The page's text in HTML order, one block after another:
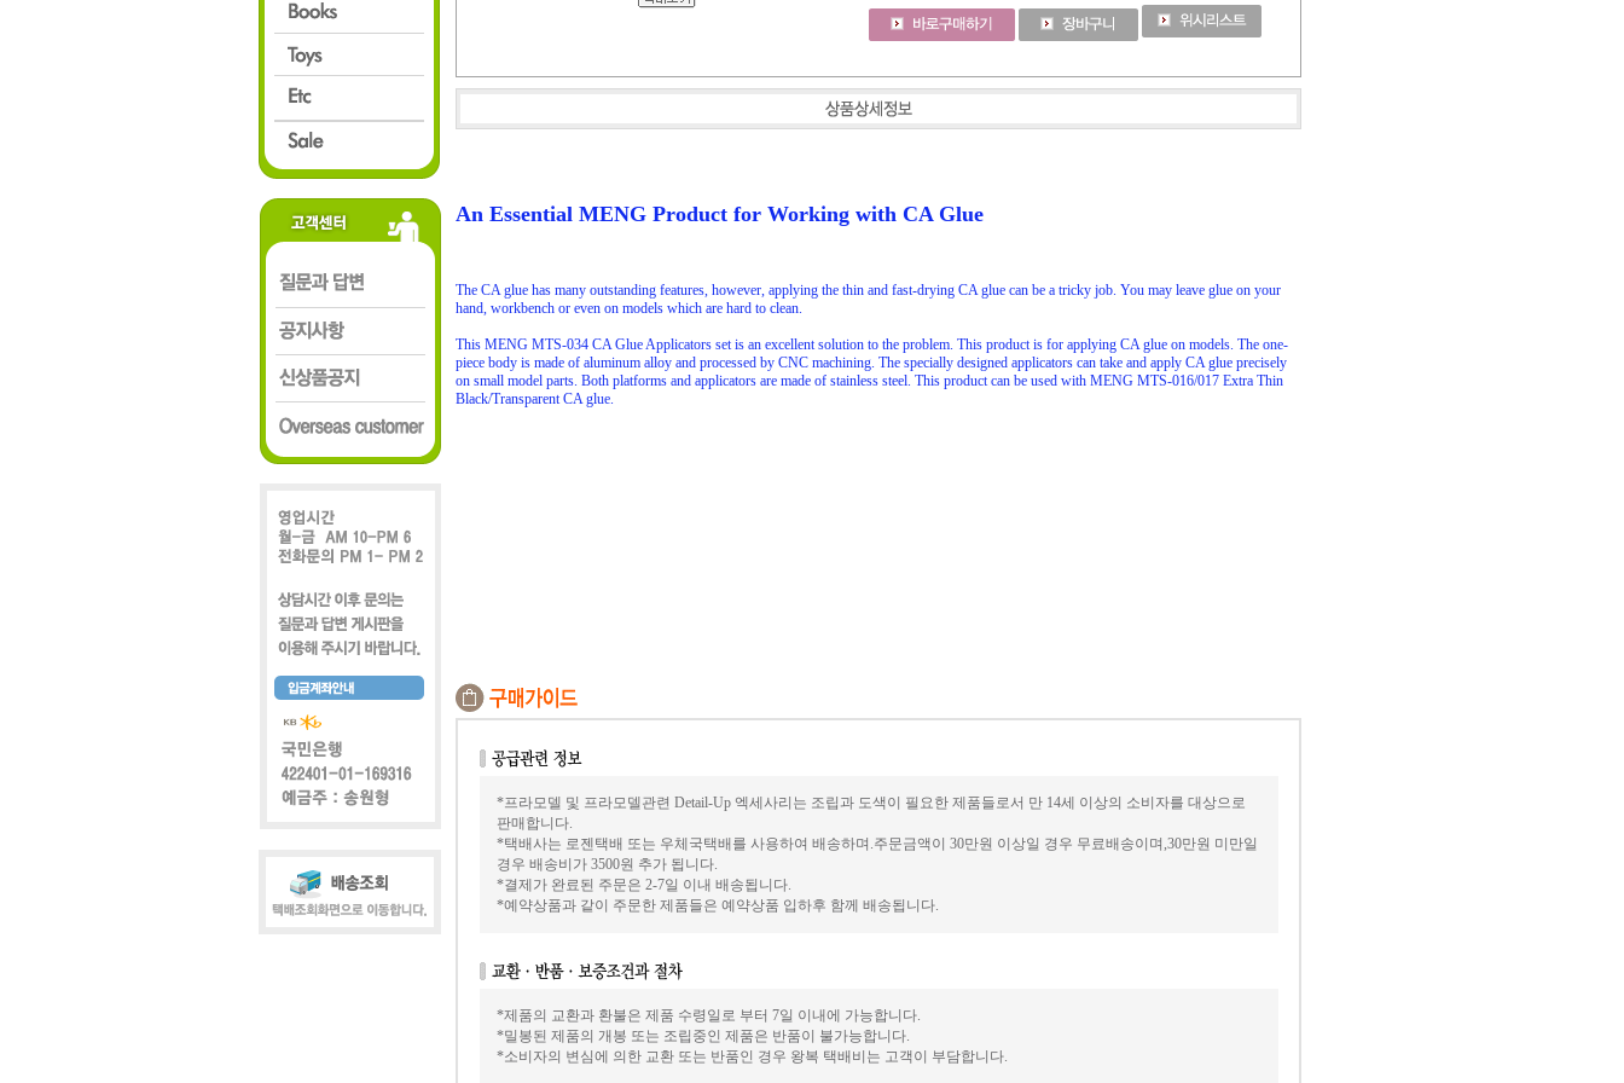
An Essential MENG Product for Working with CA Glue
The CA glue has many outstanding features, however, applying the thin and fast-drying CA glue can be a tricky job. You may leave glue on your
hand, workbench or even on models which are hard to clean.
This MENG MTS-034 CA Glue Applicators set is an excellent solution to the problem. This product is for applying CA glue on models. The one-
piece body is made of aluminum alloy and processed by CNC machining. The specially designed applicators can take and apply CA glue precisely
on small model parts. Both platforms and applicators are made of stainless steel. This product can be used with MENG MTS-016/017 Extra Thin
Black/Transparent CA glue.
*프라모델 및 프라모델관련 Detail-Up 엑세사리는 조립과 도색이 필요한 제품들로서 만 14세 이상의 소비자를 대상으로
판매합니다.
*택배사는 로젠택배 또는 우체국택배를 사용하여 배송하며.주문금액이 30만원 이상일 경우 무료배송이며,30만원 미만일
경우 배송비가 3500원 추가 됩니다.
*결제가 완료된 주문은 2-7일 이내 배송됩니다.
*예약상품과 같이 주문한 제품들은 예약상품 입하후 함께 배송됩니다.
*제품의 교환과 환불은 제품 수령일로 부터 7일 이내에 가능합니다.
*밀봉된 제품의 개봉 또는 조립중인 제품은 반품이 불가능합니다.
*소비자의 변심에 의한 교환 또는 반품인 경우 왕복 택배비는 고객이 부담합니다.